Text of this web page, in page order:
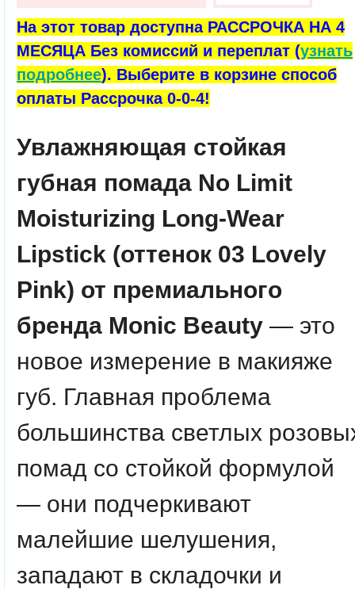
На этот товар доступна РАССРОЧКА НА 4
МЕСЯЦА Без комиссий и переплат (узнать
подробнее). Выберите в корзине способ
оплаты Рассрочка 0-0-4!
Увлажняющая стойкая
губная помада No Limit
Moisturizing Long-Wear
Lipstick (оттенок 03 Lovely
Pink) от премиального
бренда Monic Beauty — это
новое измерение в макияже
губ. Главная проблема
большинства светлых
помад со стойкой формулой
— они подчеркивают
малейшие шелушения,
западают в складочки и